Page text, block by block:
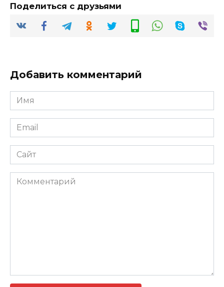
Поделиться с друзьями
Добавить комментарий
Имя
*
Email
*
Сайт
Комментарий